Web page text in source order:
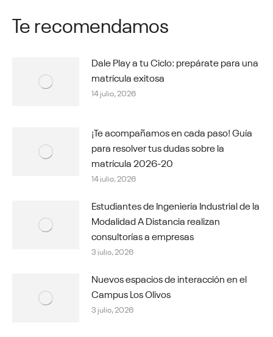
Te recomendamos
Dale Play a tu Ciclo: prepárate para una
matrícula exitosa
14 julio, 2026
¡Te acompañamos en cada paso! Guía
para resolver tus dudas sobre la
matrícula 2026-20
14 julio, 2026
Estudiantes de Ingeniería Industrial de la
Modalidad A Distancia realizan
consultorías a empresas
3 julio, 2026
Nuevos espacios de interacción en el
Campus Los Olivos
3 julio, 2026